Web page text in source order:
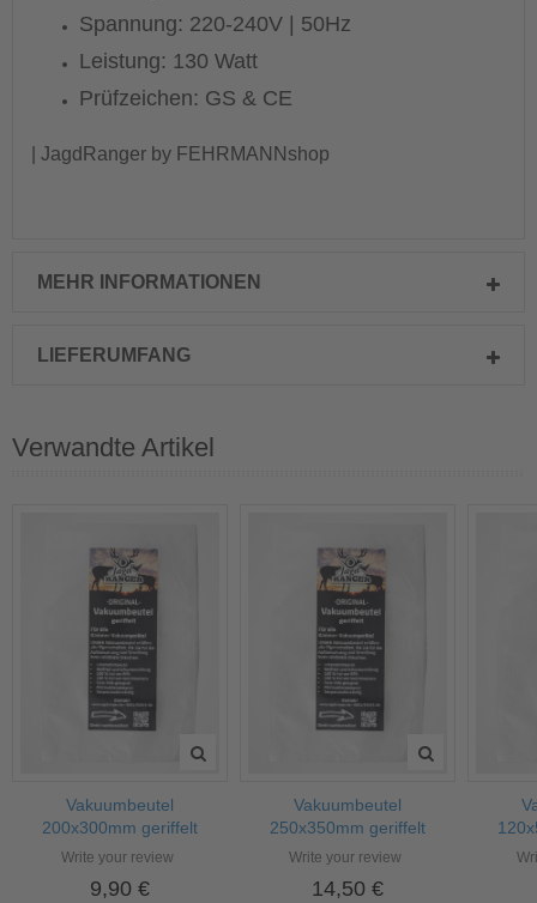
Spannung: 220-240V | 50Hz
Leistung: 130 Watt
Prüfzeichen: GS & CE
| JagdRanger by FEHRMANNshop
MEHR INFORMATIONEN
LIEFERUMFANG
Verwandte Artikel
Vakuumbeutel
200x300mm geriffelt
Write your review
9,90 €
Vakuumbeutel
250x350mm geriffelt
Write your review
14,50 €